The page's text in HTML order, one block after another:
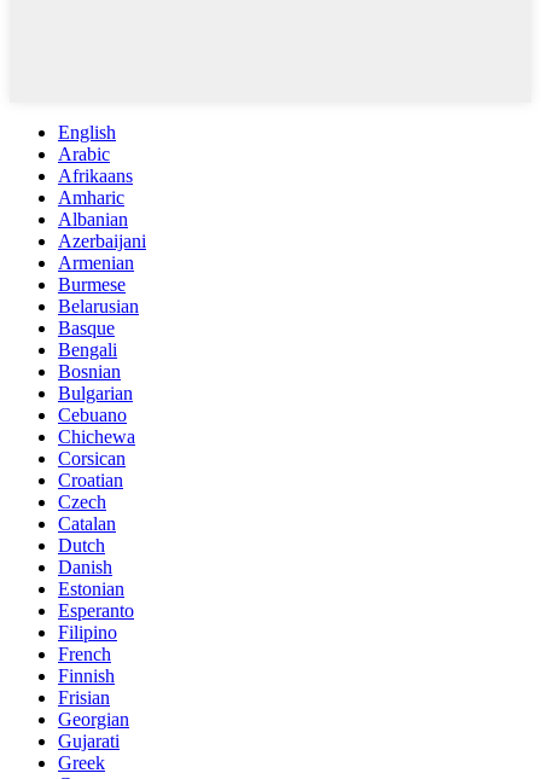
English
Arabic
Afrikaans
Amharic
Albanian
Azerbaijani
Armenian
Burmese
Belarusian
Basque
Bengali
Bosnian
Bulgarian
Cebuano
Chichewa
Corsican
Croatian
Czech
Catalan
Dutch
Danish
Estonian
Esperanto
Filipino
French
Finnish
Frisian
Georgian
Gujarati
Greek